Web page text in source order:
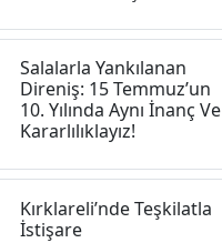
Salalarla Yankılanan
Direniş: 15 Temmuz’un
10. Yılında Aynı İnanç Ve
Kararlılıklayız!
Kırklareli’nde Teşkilatla
İstişare